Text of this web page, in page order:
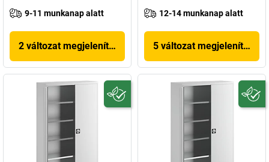
9-11 munkanap alatt
2 változat megjelenítése
12-14 munkanap alatt
5 változat megjelenítése